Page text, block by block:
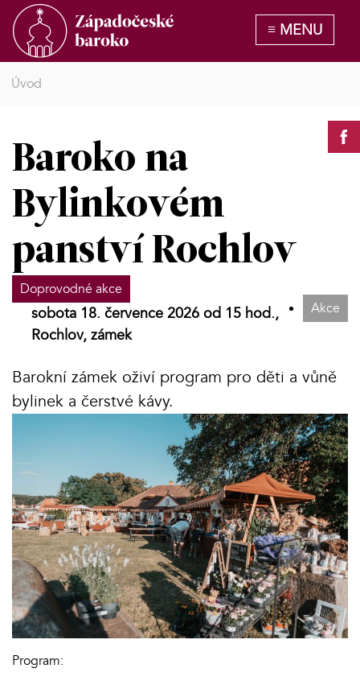
Úvod
Baroko na
Bylinkovém
panství Rochlov
Doprovodné akce
Akce
sobota 18. července 2026 od 15 hod.,
Rochlov, zámek
Barokní zámek oživí program pro děti a vůně
bylinek a čerstvé kávy.
Program: